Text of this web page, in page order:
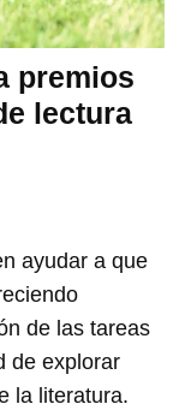
premios
lectura
ayudar a que
de las tareas
de explorar
la literatura.